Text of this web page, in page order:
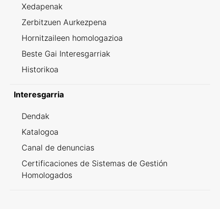
Xedapenak
Zerbitzuen Aurkezpena
Hornitzaileen homologazioa
Beste Gai Interesgarriak
Historikoa
Interesgarria
Dendak
Katalogoa
Canal de denuncias
Certificaciones de Sistemas de Gestión
Homologados